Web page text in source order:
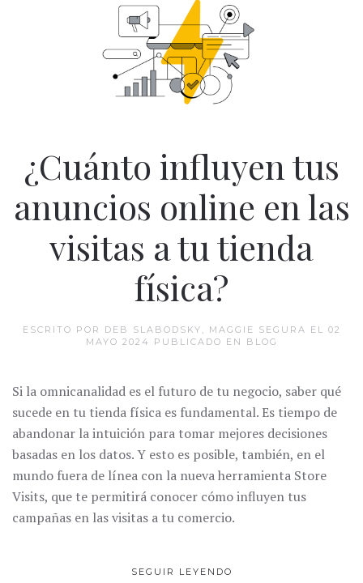
¿Cuánto influyen tus
anuncios online en las
visitas a tu tienda
física?
ESCRITO POR DEB SLABODSKY, MAGGIE SEGURA EL 02
MAYO 2024 PUBLICADO EN BLOG
Si la omnicanalidad es el futuro de tu negocio, saber qué
sucede en tu tienda física es fundamental. Es tiempo de
abandonar la intuición para tomar mejores decisiones
basadas en los datos. Y esto es posible, también, en el
mundo fuera de línea con la nueva herramienta Store
Visits, que te permitirá conocer cómo influyen tus
campañas en las visitas a tu comercio.
SEGUIR LEYENDO